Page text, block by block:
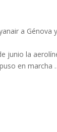
a Génova
junio la
en marcha